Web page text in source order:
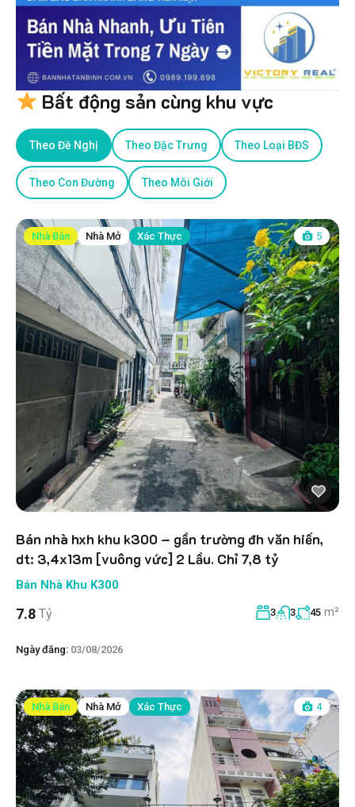
Bất động sản cùng khu vực
Theo Đề Nghị Theo Đặc Trưng Theo Loại BĐS
Theo Con Đường Theo Môi Giới
Nhà Bán Nhà Mở Xác Thực 5
Bán nhà hxh khu k300 – gần trường đh văn hiến,
dt: 3,4x13m [vuông vức] 2 Lầu. Chỉ 7,8 tỷ
Bán Nhà Khu K300
7.8 Tỷ 3 3 45 m²
Ngày đăng: 03/08/2026
Nhà Bán Nhà Mở Xác Thực 4